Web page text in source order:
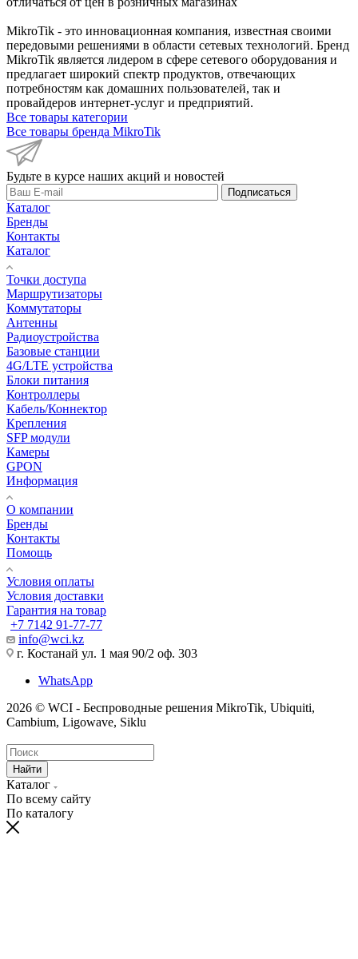
MikroTik - это инновационная компания, известная своими
передовыми решениями в области сетевых технологий. Бренд
MikroTik является лидером в сфере сетевого оборудования и
предлагает широкий спектр продуктов, отвечающих
потребностям как домашних пользователей, так и
провайдеров интернет-услуг и предприятий.
Все товары категории
Все товары бренда MikroTik
Будьте в курсе наших акций и новостей
Подписаться
Каталог
Бренды
Контакты
Каталог
Точки доступа
Маршрутизаторы
Коммутаторы
Антенны
Радиоустройства
Базовые станции
4G/LTE устройства
Блоки питания
Контроллеры
Кабель/Коннектор
Крепления
SFP модули
Камеры
GPON
Информация
О компании
Бренды
Контакты
Помощь
Условия оплаты
Условия доставки
Гарантия на товар
+7 7142 91-77-77
info@wci.kz
г. Костанай ул. 1 мая 90/2 оф. 303
WhatsApp
2026 © WCI - Беспроводные решения MikroTik, Ubiquiti,
Cambium, Ligowave, Siklu
Найти
Каталог
По всему сайту
По каталогу